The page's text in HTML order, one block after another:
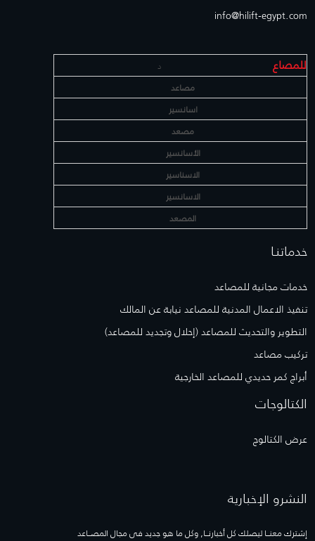
info@hilift-egypt.com
للمصاع
د
مصاعد
اسانسير
مصعد
الأسانسير
الاسناسير
الاسانسير
المصعد
خدماتنـا
خدمات مجانية للمصاعد
تنفيذ الاعمال المدنية للمصاعد نيابة عن المالك
التطوير والتحديث للمصاعد (إحلال وتجديد للمصاعد)
تركيب مصاعد
أبراج كمر حديدي للمصاعد الخارجية
الكتالوجات
عرض الكتالوج
النشرو الإخبارية
إشترك معنــا ليصلك كل أخبارنــا, وكل ما هو جديد فى مجال المصــاعد